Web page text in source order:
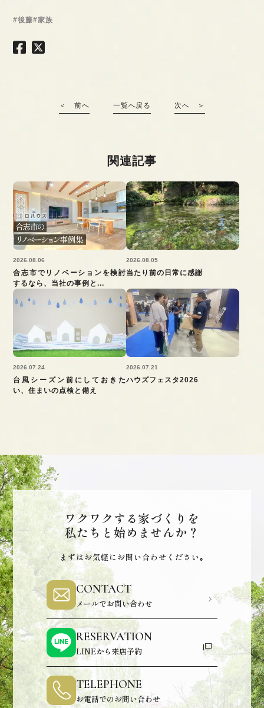
#後藤#家族
＜ 前へ 一覧へ戻る 次へ ＞
関連記事
2026.08.06
合志市でリノベーションを検討
するなら、当社の事例と...
2026.08.05
当たり前の日常に感謝
2026.07.24
台風シーズン前にしておきた
い、住まいの点検と備え
2026.07.21
ハウズフェスタ2026
ワクワクする家づくりを
私たちと始めませんか？
まずはお気軽にお問い合わせください｡
CONTACT
メールでお問い合わせ
RESERVATION
LINEから来店予約
TELEPHONE
お電話でのお問い合わせ